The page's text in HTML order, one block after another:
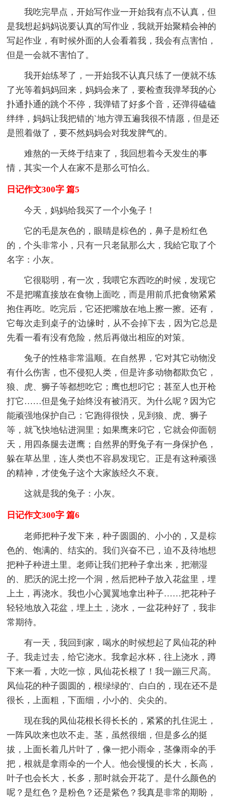
我吃完早点，开始写作业一开始我有点不认真，但
是我想起妈妈说要认真的写作业，我就开始聚精会神的
写起作业，有时候外面的人会看着我，我会有点害怕，
但是一会就不害怕了。
我开始练琴了，一开始我不认真只练了一便就不练
了光等着妈妈回来，妈妈会来了，要检查我弹琴我的心
扑通扑通的跳个不停，我弹错了好多个音，还弹得磕磕
绊绊，妈妈让我把错的`地方弹五遍我很不情愿，但是还
是照着做了，要不然妈妈会对我发脾气的。
难熬的一天终于结束了，我回想着今天发生的事
情，其实一个人在家不是那么可怕么。
日记作文300字 篇5
今天，妈妈给我买了一个小兔子！
它的毛是灰色的，眼睛是棕色的，鼻子是粉红色
的，个头非常小，只有一只老鼠那么大，我給它取了个
名字：小灰。
它很聪明，有一次，我喂它东西吃的时候，发现它
不是把嘴直接放在食物上面吃，而是用前爪把食物紧紧
抱住再吃。吃完后，它还把嘴放在地上擦一擦。还有，
它每次走到桌子的'边缘时，从不会掉下去，因为它总是
先看一看有没有危险，然后再做出相应的对策。
兔子的性格非常温顺。在自然界，它对其它动物没
有什么伤害，也不侵犯人类，但是许多动物都欺负它，
狼、虎、狮子等都想吃它；鹰也想叼它；甚至人也开枪
打它……但是兔子始终没有被消灭。为什么呢？因为它
能顽强地保护自己：它跑得很快，见到狼、虎、狮子
等，就飞快地钻进洞里；如果鹰来叼它，它就会仰面朝
天，用四条腿去迸鹰；自然界的野兔子有一身保护色，
躲在草丛里，连人类也不容易发现它。正是有这种顽强
的精神，才使兔子这个大家族经久不衰。
这就是我的兔子：小灰。
日记作文300字 篇6
老师把种子发下来，种子圆圆的、小小的，又是棕
色的、饱满的、结实的。我们兴奋不已，迫不及待地想
把种子种进土里。老师让我们把种子拿出来，把潮湿
的、肥沃的泥土挖一个洞，然后把种子放入花盆里，埋
上土，再浇水。我也小心翼翼地拿出种子……把花种子
轻轻地放入花盆，埋上土，浇水，一盆花种好了，我非
常期待。
有一天，我回到家，喝水的时候想起了凤仙花的种
子。我走过去，给它浇水。我拿起水杯，往上浇水，蹲
下来一看，大吃一惊，凤仙花长根了！我一蹦三尺高。
凤仙花的种子圆圆的，根绿绿的'、白白的，现在还不是
很长，上面粗，下面细，小小的、尖尖的。
现在我的凤仙花根长得长长的，紧紧的扎住泥土，
一阵风吹来也吹不走。茎，虽然很细，但是多么的挺
拔，上面长着几片叶了，像一把小雨伞，茎像雨伞的手
把，根就是拿雨伞的一个人。他会慢慢的长大，长高，
叶子也会长大，长多，那时就会开花了。是什么颜色的
呢？是红色？是粉色？还是紫色？我真是非常的期盼，